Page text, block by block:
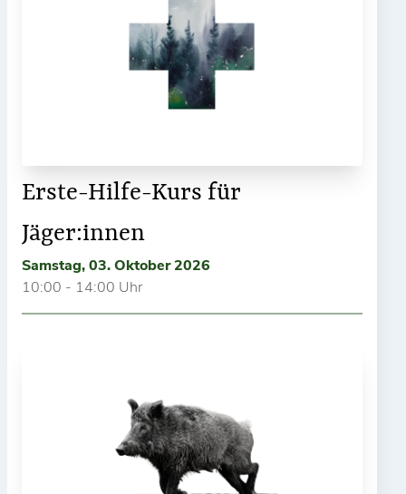
Erste-Hilfe-Kurs für
Jäger:innen
Samstag, 03. Oktober 2026
10:00 - 14:00 Uhr